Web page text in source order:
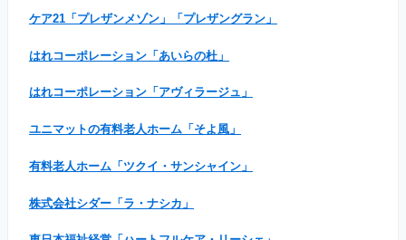
ケア21「プレザンメゾン」「プレザングラン」
はれコーポレーション「あいらの杜」
はれコーポレーション「アヴィラージュ」
ユニマットの有料老人ホーム「そよ風」
有料老人ホーム「ツクイ・サンシャイン」
株式会社シダー「ラ・ナシカ」